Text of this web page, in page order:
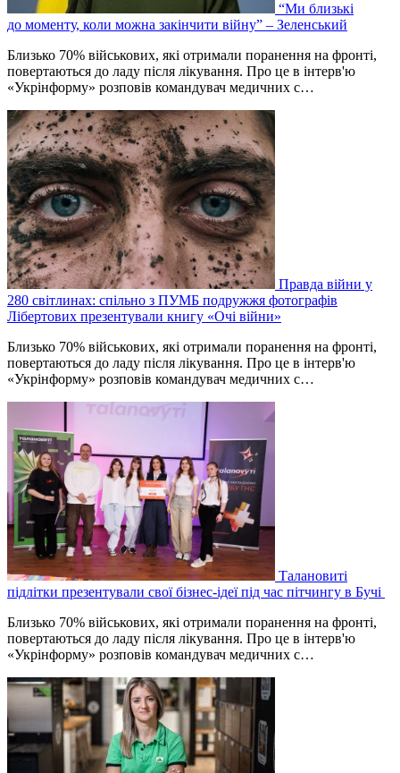
“Ми близькі
до моменту, коли можна закінчити війну” – Зеленський
Близько 70% військових, які отримали поранення на фронті,
повертаються до ладу після лікування. Про це в інтерв'ю
«Укрінформу» розповів командувач медичних с…
Правда війни у
280 світлинах: спільно з ПУМБ подружжя фотографів
Лібертових презентували книгу «Очі війни»
Близько 70% військових, які отримали поранення на фронті,
повертаються до ладу після лікування. Про це в інтерв'ю
«Укрінформу» розповів командувач медичних с…
Талановиті
підлітки презентували свої бізнес-ідеї під час пітчингу в Бучі
Близько 70% військових, які отримали поранення на фронті,
повертаються до ладу після лікування. Про це в інтерв'ю
«Укрінформу» розповів командувач медичних с…